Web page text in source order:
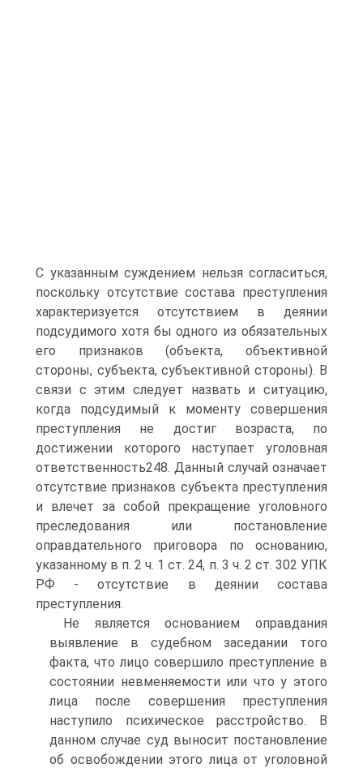
С указанным суждением нельзя согласиться,
поскольку отсутствие состава преступления
характеризуется отсутствием в деянии
подсудимого хотя бы одного из обязательных
его признаков (объекта, объективной
стороны, субъекта, субъективной стороны). В
связи с этим следует назвать и ситуацию,
когда подсудимый к моменту совершения
преступления не достиг возраста, по
достижении которого наступает уголовная
ответственность248. Данный случай означает
отсутствие признаков субъекта преступления
и влечет за собой прекращение уголовного
преследования или постановление
оправдательного приговора по основанию,
указанному в п. 2 ч. 1 ст. 24, п. 3 ч. 2 ст. 302 УПК
РФ - отсутствие в деянии состава
преступления.
Не является основанием оправдания
выявление в судебном заседании того
факта, что лицо совершило преступление в
состоянии невменяемости или что у этого
лица после совершения преступления
наступило психическое расстройство. В
данном случае суд выносит постановление
об освобождении этого лица от уголовной